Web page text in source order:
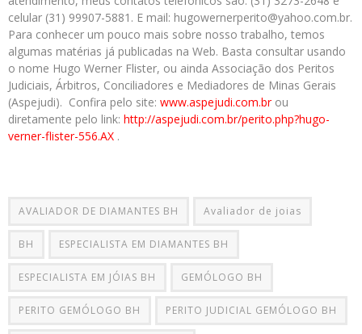
celular (31) 99907-5881. E mail: hugowernerperito@yahoo.com.br.
Para conhecer um pouco mais sobre nosso trabalho, temos
algumas matérias já publicadas na Web. Basta consultar usando
o nome Hugo Werner Flister, ou ainda Associação dos Peritos
Judiciais, Árbitros, Conciliadores e Mediadores de Minas Gerais
(Aspejudi). Confira pelo site: www.aspejudi.com.brou
diretamente pelo link: http://aspejudi.com.br/perito.php?hugo-
verner-flister-556.AX .
AVALIADOR DE DIAMANTES BH Avaliador de joias
BH ESPECIALISTA EM DIAMANTES BH
ESPECIALISTA EM JÓIAS BH GEMÓLOGO BH
PERITO GEMÓLOGO BH PERITO JUDICIAL GEMÓLOGO BH